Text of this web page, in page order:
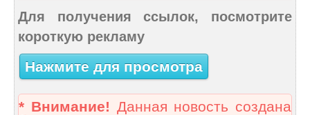
Для получения ссылок, посмотрите
короткую рекламу
Нажмите для просмотра
* Внимание! Данная новость создана